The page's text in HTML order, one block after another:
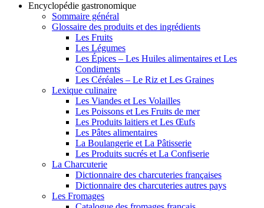
Encyclopédie gastronomique
Sommaire général
Glossaire des produits et des ingrédients
Les Fruits
Les Légumes
Les Épices – Les Huiles alimentaires et Les
Condiments
Les Céréales – Le Riz et Les Graines
Lexique culinaire
Les Viandes et Les Volailles
Les Poissons et Les Fruits de mer
Les Produits laitiers et Les Œufs
Les Pâtes alimentaires
La Boulangerie et La Pâtisserie
Les Produits sucrés et La Confiserie
La Charcuterie
Dictionnaire des charcuteries françaises
Dictionnaire des charcuteries autres pays
Les Fromages